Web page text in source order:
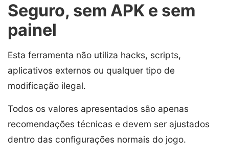
Seguro, sem APK e sem
painel
Esta ferramenta não utiliza hacks, scripts,
aplicativos externos ou qualquer tipo de
modificação ilegal.
Todos os valores apresentados são apenas
recomendações técnicas e devem ser ajustados
dentro das configurações normais do jogo.